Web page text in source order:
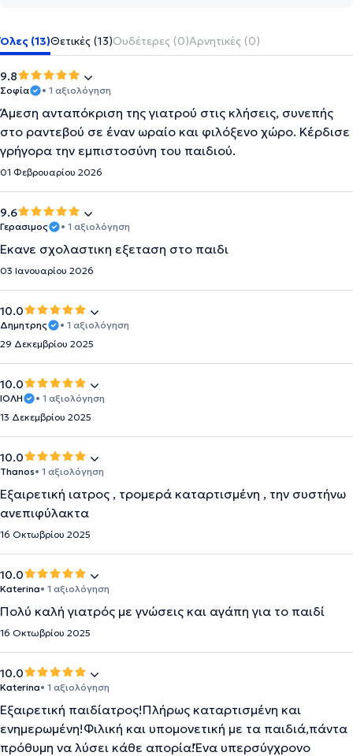
Όλες (13)Θετικές (13)Ουδέτερες (0)Αρνητικές (0)
9.8
Σοφία • 1 αξιολόγηση
Άμεση ανταπόκριση της γιατρού στις κλήσεις, συνεπής
στο ραντεβού σε έναν ωραίο και φιλόξενο χώρο. Κέρδισε
γρήγορα την εμπιστοσύνη του παιδιού.
01 Φεβρουαρίου 2026
9.6
Γερασιμος • 1 αξιολόγηση
Εκανε σχολαστικη εξεταση στο παιδι
03 Ιανουαρίου 2026
10.0
Δημητρης
• 1 αξιολόγηση
29 Δεκεμβρίου 2025
10.0
ΙΟΛΗ
• 1 αξιολόγηση
13 Δεκεμβρίου 2025
10.0
Thanos• 1 αξιολόγηση
Εξαιρετική ιατρος , τρομερά καταρτισμένη , την συστήνω
ανεπιφύλακτα
16 Οκτωβρίου 2025
10.0
Katerina• 1 αξιολόγηση
Πολύ καλή γιατρός με γνώσεις και αγάπη για το παιδί
16 Οκτωβρίου 2025
10.0
Katerina• 1 αξιολόγηση
Εξαιρετική παιδίατρος!Πλήρως καταρτισμένη και
ενημερωμένη!Φιλική και υπομονετική με τα παιδιά,πάντα
πρόθυμη να λύσει κάθε απορία!Ένα υπερσύγχρονο